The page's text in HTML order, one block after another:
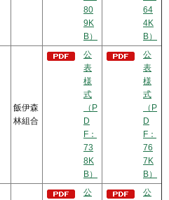
80
9K
B）
64
4K
B）
飯伊森
林組合
公
表
様
式
（P
D
F：
73
8K
B）
公
表
様
式
（P
D
F：
76
7K
B）
公
公